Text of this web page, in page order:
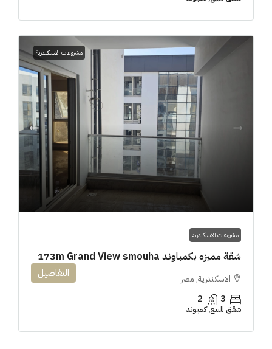
مشروعات الاسكندرية
مشروعات الاسكندرية
شقة مميزه بكمباوند 173m Grand View smouha
الاسكندرية, مصر
3
2
شقق للبيع, كمبوند
التفاصيل